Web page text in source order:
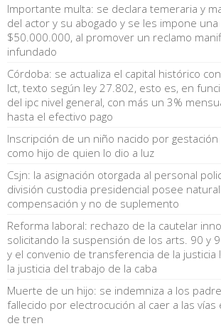
Importante multa: se declara temeraria y
del actor y su abogado y se les impone
$50.000.000, al promover un reclamo
infundado
Córdoba: se actualiza el capital histórico
lct, texto según ley 27.802, esto es, en
del ipc nivel general, con más un 3%
hasta el efectivo pago
Inscripción de un niño nacido por
como hijo de quien lo dio a luz
Csjn: la asignación otorgada al personal
división custodia presidencial posee
compensación y no de suplemento
Reforma laboral: rechazo de la cautelar
solicitando la suspensión de los arts. 90 y
y el convenio de transferencia de la justicia
la justicia del trabajo de la caba
Muerte de un hijo: se indemniza a los
fallecido por electrocución al caer a las vías
de tren